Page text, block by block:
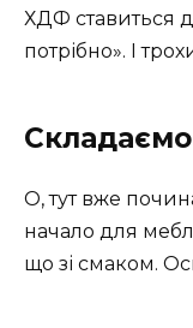
ХДФ ставиться
потрібно». І
О, тут вже
начало для
що зі смаком.